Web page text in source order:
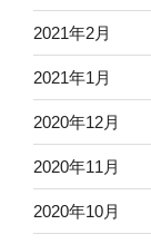
2021年2月
2021年1月
2020年12月
2020年11月
2020年10月